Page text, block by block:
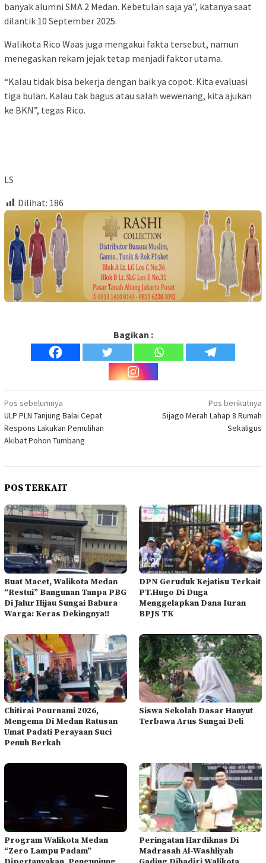
banyak alumni SMA 2 Medan. Kebetulan saja ya”, katanya saat
dilantik 10 September 2025.
Walikota Rico Waas juga mengakui fakta tersebut, namun
menegaskan rekam jejak tetap menjadi faktor utama.
“Kalau tidak bisa bekerja dengan baik ya copot. Kita evaluasi
tiga bulan. Kalau tak bagus atau salah wewenang, kita ajukan
ke BKN”, tegas Rico.
LS
Dilihat: 186
Bagikan :
Navigasi
pos
Pos sebelumnya
ULP PLN Tanjung Balai Cepat
Respons Lakukan Pemulihan
Akibat Pohon Tumbang
Pos berikutnya
Sijago Merah Lahap 8 Rumah
Sekaligus
POS TERKAIT
Buat Macet, Walikota Medan
“Restui” Bangunan Tanpa PBG
Di Jalur Hijau Sungai Babura
Warga: Keras Dekingnya!!
DPN Geruduk Kejatisu Terkait
PT.Hugo Di Duga
Menggelapkan Dana Iuran
BPJS TK
Chitirai Pournami 2026,
Mengema Di Medan Ratusan
Umat Padati Perayaan Suci
Penuh Berkah
Siswa Sekolah Dasar Hanyut
Terbawa Arus Sungai Deli
Program Walikota Medan
“Zero Lampu Padam”
Peringatan Hardiknas Di
Madrasah Al-Washliyah